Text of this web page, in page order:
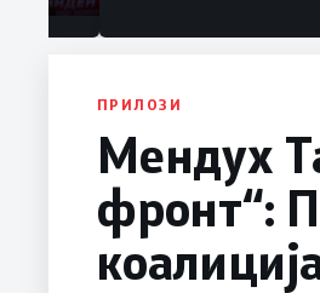
ПРИЛОЗИ
Мендух
фронт“: